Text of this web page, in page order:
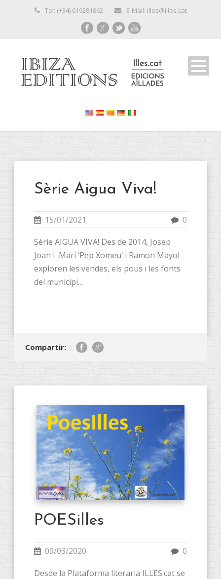
Tel: (+34) 619281862 E-Mail: illes@illes.cat
Sèrie Aigua Viva!
15/01/2021 0
Sèrie AIGUA VIVA! Des de 2014, Josep
Joan i Marí ‘Pep Xomeu’ i Ramon Mayol
exploren les vendes, els pous i les fonts
del municipi...
Compartir:
POESilles
09/03/2020 0
Desde la Plataforma literaria ILLES.cat se